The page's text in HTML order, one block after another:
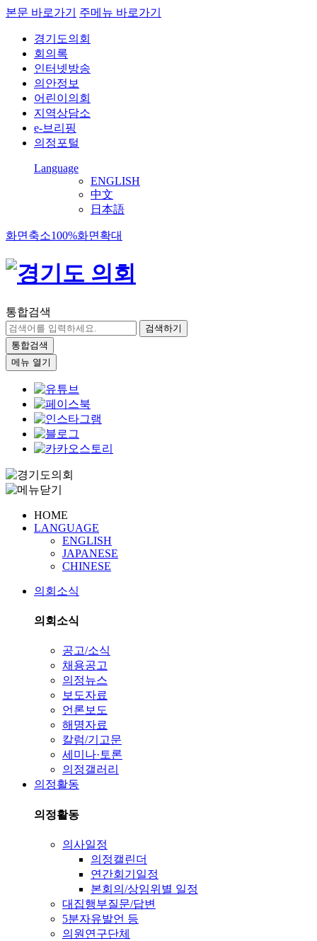
본문 바로가기 주메뉴 바로가기
경기도의회
회의록
인터넷방송
의안정보
어린이의회
지역상담소
e-브리핑
의정포털
Language
ENGLISH
中文
日本語
화면축소100%화면확대
통합검색
검색하기
통합검색
메뉴 열기
HOME
LANGUAGE
ENGLISH
JAPANESE
CHINESE
의회소식
의회소식
공고/소식
채용공고
의정뉴스
보도자료
언론보도
해명자료
칼럼/기고문
세미나·토론
의정갤러리
의정활동
의정활동
의사일정
의정캘린더
연간회기일정
본회의/상임위별 일정
대집행부질문/답변
5분자유발언 등
의원연구단체